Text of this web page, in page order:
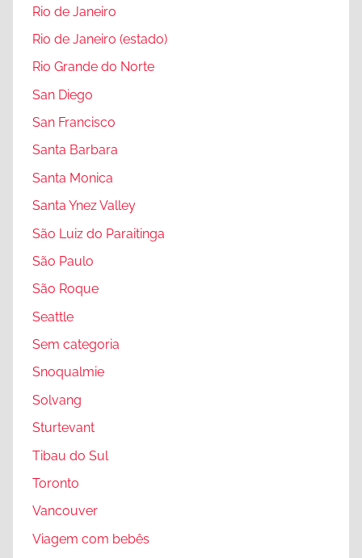
o
r
a
,
W
s
h
i
g
t
o
t
a
,
W
t
e
Rio de Janeiro
Rio de Janeiro (estado)
Rio Grande do Norte
San Diego
San Francisco
Santa Barbara
Santa Monica
Santa Ynez Valley
São Luiz do Paraitinga
São Paulo
São Roque
Seattle
Sem categoria
Snoqualmie
Solvang
Sturtevant
Tibau do Sul
Toronto
Vancouver
Viagem com bebês